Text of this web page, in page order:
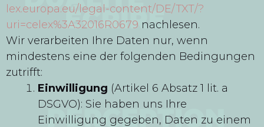
lex.europa.eu/legal-content/DE/TXT/?
uri=celex%3A32016R0679 nachlesen.
Wir verarbeiten Ihre Daten nur, wenn
mindestens eine der folgenden Bedingungen
zutrifft:
Einwilligung (Artikel 6 Absatz 1 lit. a
DSGVO): Sie haben uns Ihre
Einwilligung gegeben, Daten zu einem